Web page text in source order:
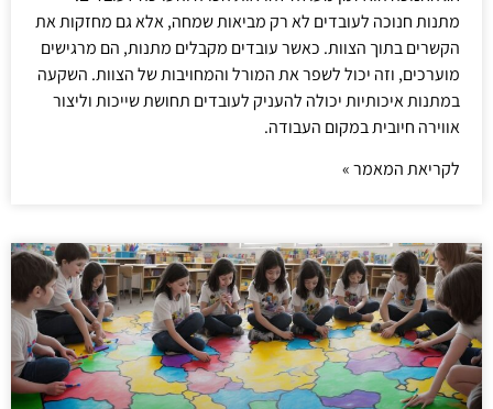
מתנות חנוכה לעובדים לא רק מביאות שמחה, אלא גם מחזקות את
הקשרים בתוך הצוות. כאשר עובדים מקבלים מתנות, הם מרגישים
מוערכים, וזה יכול לשפר את המורל והמחויבות של הצוות. השקעה
במתנות איכותיות יכולה להעניק לעובדים תחושת שייכות וליצור
אווירה חיובית במקום העבודה.
לקריאת המאמר »